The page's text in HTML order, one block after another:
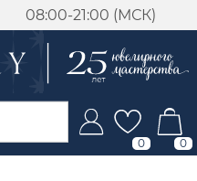
08:00-21:00 (МСК)
0 0